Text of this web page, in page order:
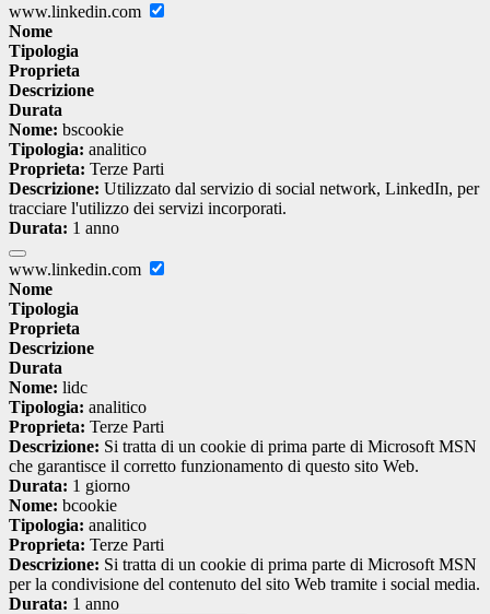
www.linkedin.com
Nome
Tipologia
Proprieta
Descrizione
Durata
Nome: bscookie
Tipologia: analitico
Proprieta: Terze Parti
Descrizione: Utilizzato dal servizio di social network, LinkedIn, per
tracciare l'utilizzo dei servizi incorporati.
Durata: 1 anno
www.linkedin.com
Nome
Tipologia
Proprieta
Descrizione
Durata
Nome: lidc
Tipologia: analitico
Proprieta: Terze Parti
Descrizione: Si tratta di un cookie di prima parte di Microsoft MSN
che garantisce il corretto funzionamento di questo sito Web.
Durata: 1 giorno
Nome: bcookie
Tipologia: analitico
Proprieta: Terze Parti
Descrizione: Si tratta di un cookie di prima parte di Microsoft MSN
per la condivisione del contenuto del sito Web tramite i social media.
Durata: 1 anno